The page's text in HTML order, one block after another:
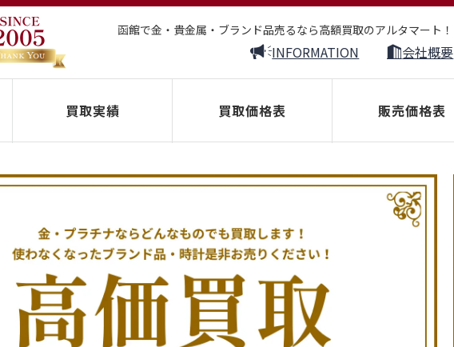
函館で金・貴金属・ブランド品売るなら高額買取のアルタマート！
INFORMATION 会社概要
買取実績 買取価格表 販売価格表